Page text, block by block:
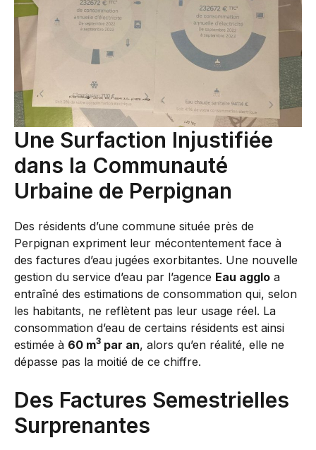
Une Surfaction Injustifiée
dans la Communauté
Urbaine de Perpignan
Des résidents d’une commune située près de
Perpignan expriment leur mécontentement face à
des factures d’eau jugées exorbitantes. Une nouvelle
gestion du service d’eau par l’agence Eau agglo a
entraîné des estimations de consommation qui, selon
les habitants, ne reflètent pas leur usage réel. La
consommation d’eau de certains résidents est ainsi
estimée à 60 m3 par an, alors qu’en réalité, elle ne
dépasse pas la moitié de ce chiffre.
Des Factures Semestrielles
Surprenantes